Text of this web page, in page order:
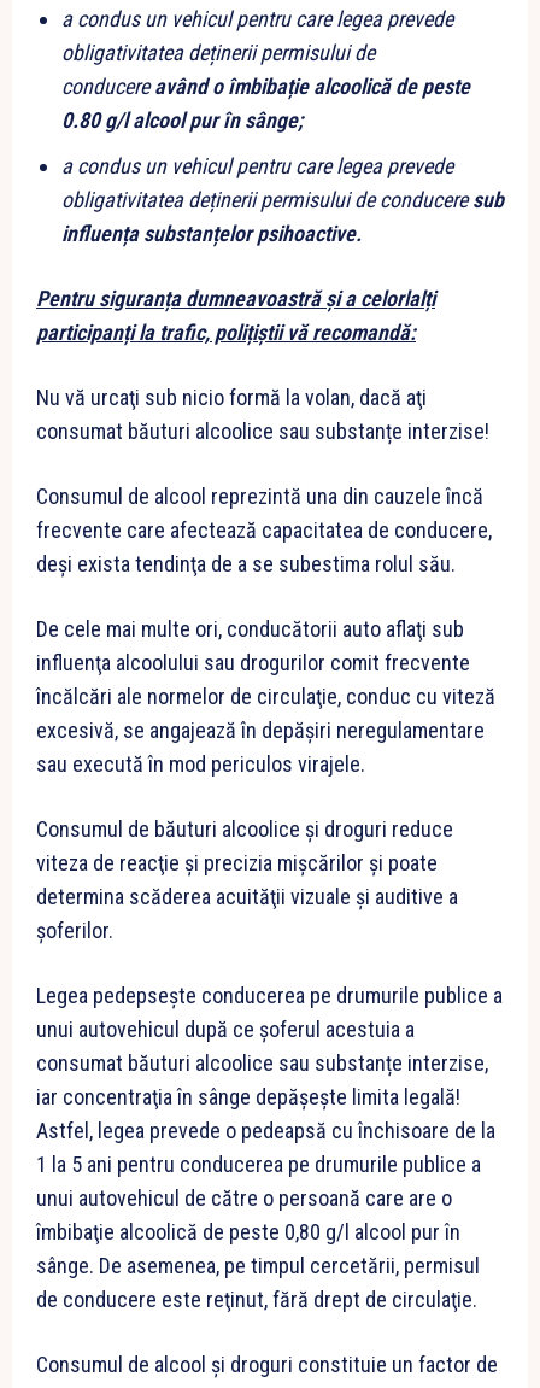
a condus un vehicul pentru care legea prevede
obligativitatea deținerii permisului de
conducereavând o îmbibație alcoolică de peste
0.80 g/l alcool pur în sânge;
a condus un vehicul pentru care legea prevede
obligativitatea deținerii permisului de conduceresub
influența substanțelor psihoactive.
Pentru siguranța dumneavoastră și a celorlalți
participanți la trafic, polițiștii vă recomandă:
Nu vă urcaţi sub nicio formă la volan, dacă aţi
consumat băuturi alcoolice sau substanțe interzise!
Consumul de alcool reprezintă una din cauzele încă
frecvente care afectează capacitatea de conducere,
deşi exista tendinţa de a se subestima rolul său.
De cele mai multe ori, conducătorii auto aflaţi sub
influenţa alcoolului sau drogurilor comit frecvente
încălcări ale normelor de circulaţie, conduc cu viteză
excesivă, se angajează în depăşiri neregulamentare
sau execută în mod periculos virajele.
Consumul de băuturi alcoolice și droguri reduce
viteza de reacţie şi precizia mişcărilor şi poate
determina scăderea acuităţii vizuale şi auditive a
şoferilor.
Legea pedepseşte conducerea pe drumurile publice a
unui autovehicul după ce şoferul acestuia a
consumat băuturi alcoolice sau substanțe interzise,
iar concentraţia în sânge depăşeşte limita legală!
Astfel, legea prevede o pedeapsă cu închisoare de la
1 la 5 ani pentru conducerea pe drumurile publice a
unui autovehicul de către o persoană care are o
îmbibaţie alcoolică de peste 0,80 g/l alcool pur în
sânge. De asemenea, pe timpul cercetării, permisul
de conducere este reţinut, fără drept de circulaţie.
Consumul de alcool și droguri constituie un factor de